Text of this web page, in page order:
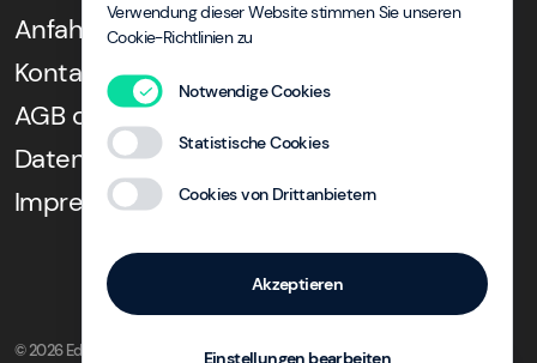
Anfahrt zum Hotel
Kontakt
AGB des Hotels
Datenschutz im Hotel
Impressum
© 2026 Eden Hotel Göttingen
Verwendung dieser Website stimmen Sie unseren
Cookie-Richtlinien zu
Notwendige Cookies
Statistische Cookies
Cookies von Drittanbietern
Akzeptieren
Einstellungen bearbeiten